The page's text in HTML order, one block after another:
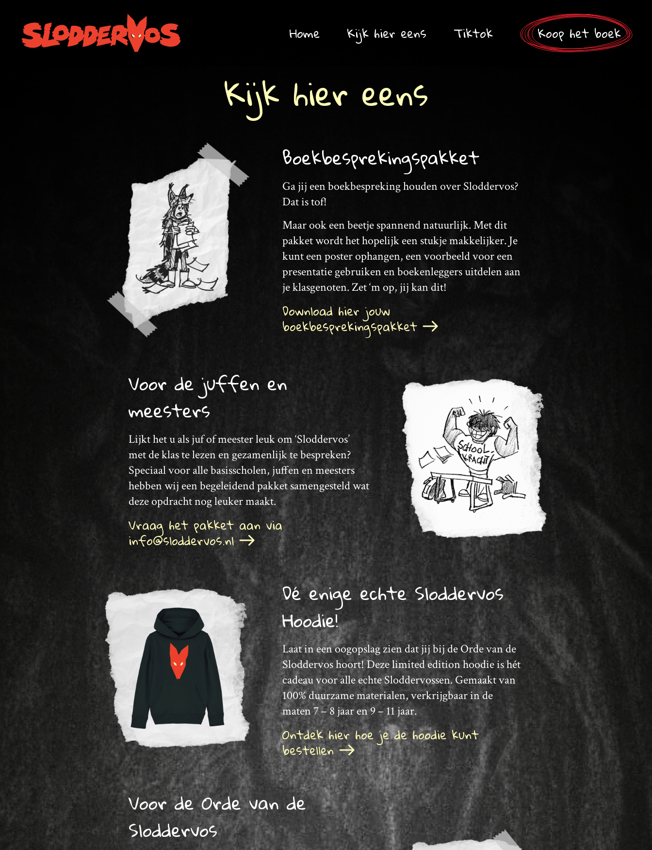
Home Kijk hier eens Tiktok Koop het boek
Kijk hier eens
Boekbesprekingspakket
Ga jij een boekbespreking houden over Sloddervos?
Dat is tof!
Maar ook een beetje spannend natuurlijk. Met dit
pakket wordt het hopelijk een stukje makkelijker. Je
kunt een poster ophangen, een voorbeeld voor een
presentatie gebruiken en boekenleggers uitdelen aan
je klasgenoten. Zet ‘m op, jij kan dit!
Download hier jouw
boekbesprekingspakket
Voor de juffen en
meesters
Lijkt het u als juf of meester leuk om ‘Sloddervos’
met de klas te lezen en gezamenlijk te bespreken?
Speciaal voor alle basisscholen, juffen en meesters
hebben wij een begeleidend pakket samengesteld wat
deze opdracht nog leuker maakt.
Vraag het pakket aan via
info@sloddervos.nl
Dé enige echte Sloddervos
Hoodie!
Laat in een oogopslag zien dat jij bij de Orde van de
Sloddervos hoort! Deze limited edition hoodie is hét
cadeau voor alle echte Sloddervossen. Gemaakt van
100% duurzame materialen, verkrijgbaar in de
maten 7 – 8 jaar en 9 – 11 jaar.
Ontdek hier hoe je de hoodie kunt
bestellen
Voor de Orde van de
Sloddervos